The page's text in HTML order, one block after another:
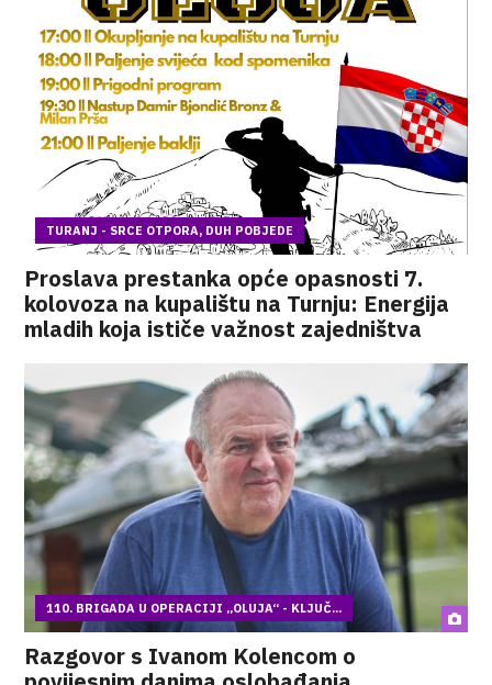
TURANJ - SRCE OTPORA, DUH POBJEDE
Proslava prestanka opće opasnosti 7.
kolovoza na kupalištu na Turnju: Energija
mladih koja ističe važnost zajedništva
110. BRIGADA U OPERACIJI „OLUJA“ - KLJUČ...
Razgovor s Ivanom Kolencom o